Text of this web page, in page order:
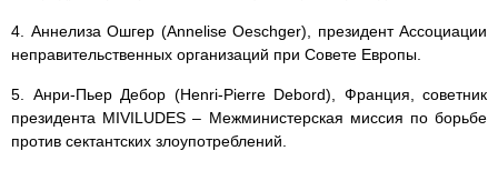
4. Аннелиза Ошгер (Annelise Oeschger), президент Ассоциации
неправительственных организаций при Совете Европы.
5. Анри-Пьер Дебор (Henri-Pierre Debord), Франция, советник
президента MIVILUDES – Межминистерская миссия по борьбе
против сектантских злоупотреблений.